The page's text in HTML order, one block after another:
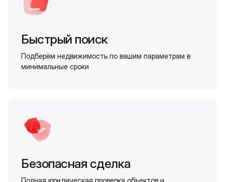
Быстрый поиск
Подберём недвижимость по вашим параметрам в
минимальные сроки
Безопасная сделка
Полная юридическая проверка объектов и